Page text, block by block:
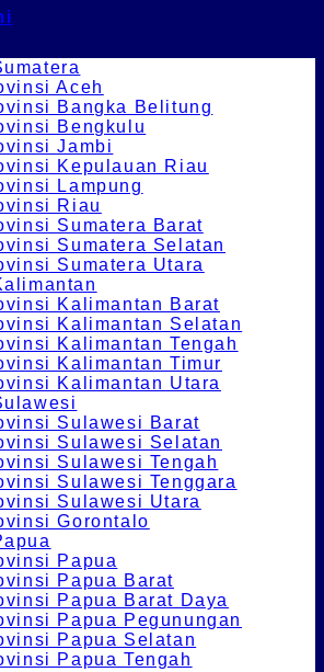
Aceh
Bangka Belitung
Bengkulu
Jambi
Kepulauan Riau
Lampung
Riau
Sumatera Barat
Sumatera Selatan
Sumatera Utara
Kalimantan Barat
Kalimantan Selatan
Kalimantan Tengah
Kalimantan Timur
Kalimantan Utara
Sulawesi Barat
Sulawesi Selatan
Sulawesi Tengah
Sulawesi Tenggara
Sulawesi Utara
Gorontalo
Papua
Papua Barat
Papua Barat Daya
Papua Pegunungan
Papua Selatan
Papua Tengah